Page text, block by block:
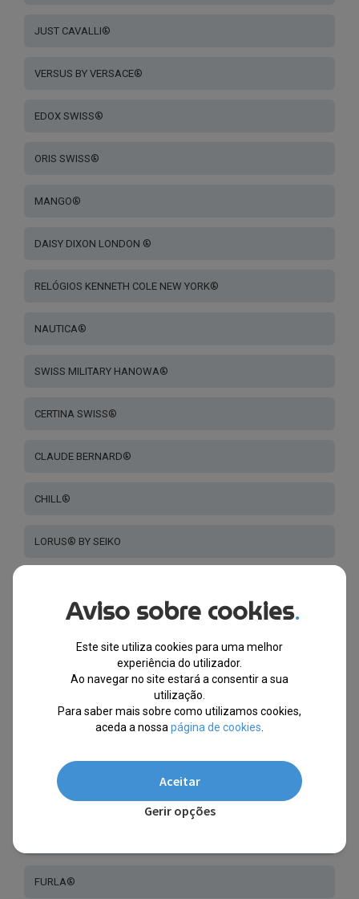
JUST CAVALLI®
VERSUS BY VERSACE®
EDOX SWISS®
ORIS SWISS®
MANGO®
DAISY DIXON LONDON ®
RELÓGIOS KENNETH COLE NEW YORK®
NAUTICA®
SWISS MILITARY HANOWA®
CERTINA SWISS®
CLAUDE BERNARD®
CHILL®
LORUS® BY SEIKO
Q&Q ® BY CITIZEN®
EXPOSITORES DE RELÓGIOS
KARL LAGERFELD®
FURLA®
Aviso sobre cookies.
Este site utiliza cookies para uma melhor
experiência do utilizador.
Ao navegar no site estará a consentir a sua
utilização.
Para saber mais sobre como utilizamos cookies,
aceda a nossa página de cookies
Aceitar
Gerir opções